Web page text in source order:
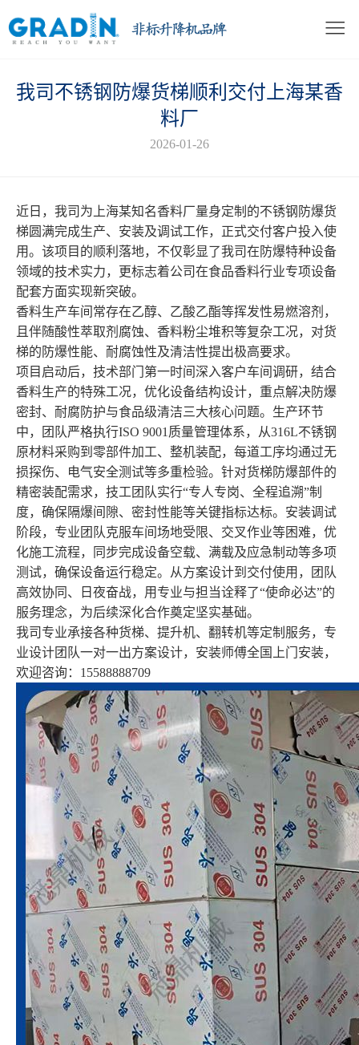
我司不锈钢防爆货梯顺利交付上海某香
料厂
2026-01-26
近日，我司为上海某知名香料厂量身定制的不锈钢防爆货
梯圆满完成生产、安装及调试工作，正式交付客户投入使
用。该项目的顺利落地，不仅彰显了我司在防爆特种设备
领域的技术实力，更标志着公司在食品香料行业专项设备
配套方面实现新突破。
香料生产车间常存在乙醇、乙酸乙酯等挥发性易燃溶剂，
且伴随酸性萃取剂腐蚀、香料粉尘堆积等复杂工况，对货
梯的防爆性能、耐腐蚀性及清洁性提出极高要求。
项目启动后，技术部门第一时间深入客户车间调研，结合
香料生产的特殊工况，优化设备结构设计，重点解决防爆
密封、耐腐防护与食品级清洁三大核心问题。生产环节
中，团队严格执行ISO 9001质量管理体系，从316L不锈钢
原材料采购到零部件加工、整机装配，每道工序均通过无
损探伤、电气安全测试等多重检验。针对货梯防爆部件的
精密装配需求，技工团队实行“专人专岗、全程追溯”制
度，确保隔爆间隙、密封性能等关键指标达标。安装调试
阶段，专业团队克服车间场地受限、交叉作业等困难，优
化施工流程，同步完成设备空载、满载及应急制动等多项
测试，确保设备运行稳定。从方案设计到交付使用，团队
高效协同、日夜奋战，用专业与担当诠释了“使命必达”的
服务理念，为后续深化合作奠定坚实基础。
我司专业承接各种货梯、提升机、翻转机等定制服务，专
业设计团队一对一出方案设计，安装师傅全国上门安装，
欢迎咨询：15588888709